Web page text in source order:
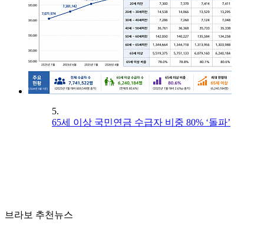
5.
65세 이상 국민연금 수급자 비중 80% ‘돌파’
브라보 추천뉴스